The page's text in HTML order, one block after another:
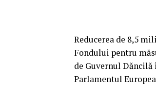
Reducerea de 8,5
Fondului pentru
de Guvernul
Parlamentul